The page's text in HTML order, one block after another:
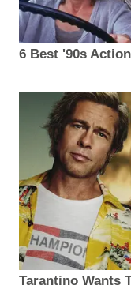
6 Best '90s
Tarantino Wants